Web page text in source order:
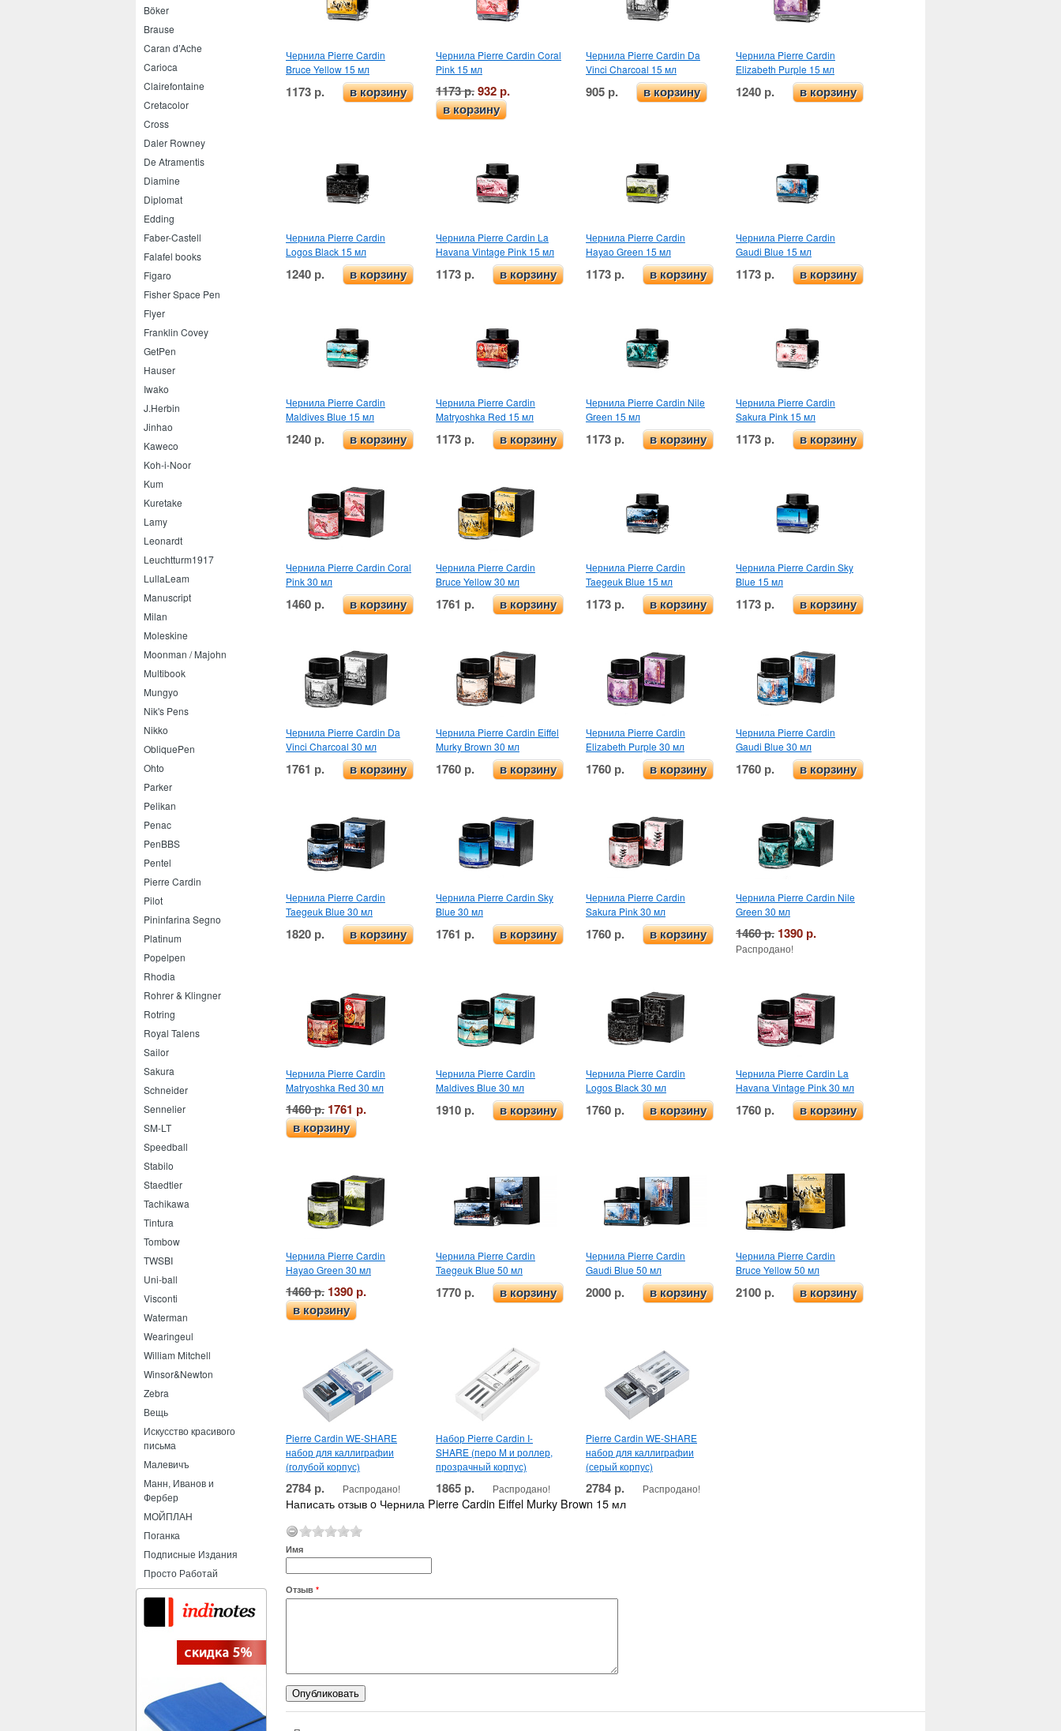
Böker
Brause
Caran d’Ache
Carioca
Clairefontaine
Cretacolor
Cross
Daler Rowney
De Atramentis
Diamine
Diplomat
Edding
Faber-Castell
Falafel books
Figaro
Fisher Space Pen
Flyer
Franklin Covey
GetPen
Hauser
Iwako
J.Herbin
Jinhao
Kaweco
Koh-i-Noor
Kum
Kuretake
Lamy
Leonardt
Leuchtturm1917
LullaLeam
Manuscript
Milan
Moleskine
Moonman / Majohn
Multibook
Mungyo
Nik's Pens
Nikko
ObliquePen
Ohto
Parker
Pelikan
Penac
PenBBS
Pentel
Pierre Cardin
Pilot
Pininfarina Segno
Platinum
Popelpen
Rhodia
Rohrer & Klingner
Rotring
Royal Talens
Sailor
Sakura
Schneider
Sennelier
SM-LT
Speedball
Stabilo
Staedtler
Tachikawa
Tintura
Tombow
TWSBI
Uni-ball
Visconti
Waterman
Wearingeul
William Mitchell
Winsor&Newton
Zebra
Вещь
Искусство красивого
письма
Малевичъ
Манн, Иванов и
Фербер
МОЙПЛАН
Поганка
Подписные Издания
Просто Работай
Чернила Pierre Cardin
Bruce Yellow 15 мл
1173 р. в корзину
Чернила Pierre Cardin Coral
Pink 15 мл
1173 р.932 р.
в корзину
Чернила Pierre Cardin Da
Vinci Charcoal 15 мл
905 р. в корзину
Чернила Pierre Cardin
Elizabeth Purple 15 мл
1240 р. в корзину
Чернила Pierre Cardin
Logos Black 15 мл
1240 р. в корзину
Чернила Pierre Cardin La
Havana Vintage Pink 15 мл
1173 р. в корзину
Чернила Pierre Cardin
Hayao Green 15 мл
1173 р. в корзину
Чернила Pierre Cardin
Gaudi Blue 15 мл
1173 р. в корзину
Чернила Pierre Cardin
Maldives Blue 15 мл
1240 р. в корзину
Чернила Pierre Cardin
Matryoshka Red 15 мл
1173 р. в корзину
Чернила Pierre Cardin Nile
Green 15 мл
1173 р. в корзину
Чернила Pierre Cardin
Sakura Pink 15 мл
1173 р. в корзину
Чернила Pierre Cardin Coral
Pink 30 мл
1460 р. в корзину
Чернила Pierre Cardin
Bruce Yellow 30 мл
1761 р. в корзину
Чернила Pierre Cardin
Taegeuk Blue 15 мл
1173 р. в корзину
Чернила Pierre Cardin Sky
Blue 15 мл
1173 р. в корзину
Чернила Pierre Cardin Da
Vinci Charcoal 30 мл
1761 р. в корзину
Чернила Pierre Cardin Eiffel
Murky Brown 30 мл
1760 р. в корзину
Чернила Pierre Cardin
Elizabeth Purple 30 мл
1760 р. в корзину
Чернила Pierre Cardin
Gaudi Blue 30 мл
1760 р. в корзину
Чернила Pierre Cardin
Taegeuk Blue 30 мл
1820 р. в корзину
Чернила Pierre Cardin Sky
Blue 30 мл
1761 р. в корзину
Чернила Pierre Cardin
Sakura Pink 30 мл
1760 р. в корзину
Чернила Pierre Cardin Nile
Green 30 мл
1460 р. 1390 р.
Распродано!
Чернила Pierre Cardin
Matryoshka Red 30 мл
1460 р. 1761 р.
в корзину
Чернила Pierre Cardin
Maldives Blue 30 мл
1910 р. в корзину
Чернила Pierre Cardin
Logos Black 30 мл
1760 р. в корзину
Чернила Pierre Cardin La
Havana Vintage Pink 30 мл
1760 р. в корзину
Чернила Pierre Cardin
Hayao Green 30 мл
1460 р. 1390 р.
в корзину
Чернила Pierre Cardin
Taegeuk Blue 50 мл
1770 р. в корзину
Чернила Pierre Cardin
Gaudi Blue 50 мл
2000 р. в корзину
Чернила Pierre Cardin
Bruce Yellow 50 мл
2100 р. в корзину
Pierre Cardin WE-SHARE
набор для каллиграфии
(голубой корпус)
2784 р. Распродано!
Набор Pierre Cardin I-
SHARE (перо М и роллер,
прозрачный корпус)
1865 р. Распродано!
Pierre Cardin WE-SHARE
набор для каллиграфии
(серый корпус)
2784 р. Распродано!
Написать отзыв o Чернила Pierre Cardin Eiffel Murky Brown 15 мл
Имя
Отзыв *